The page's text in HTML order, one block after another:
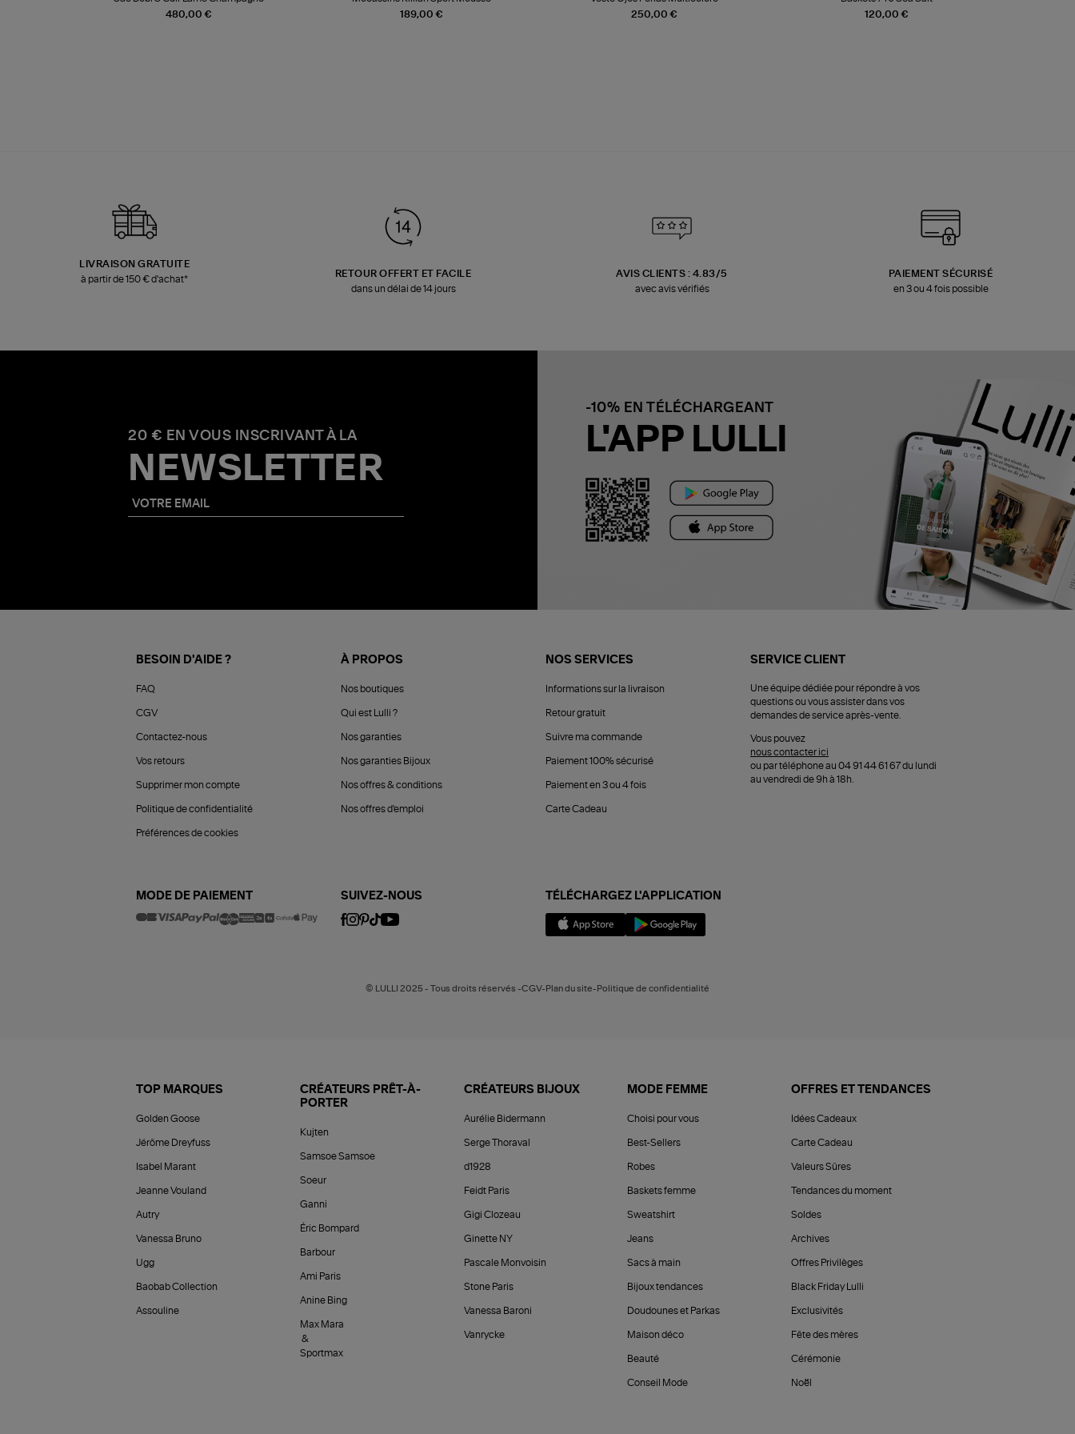
480,00 €
189,00 € 250,00 €
120,00 €
LIVRAISON GRATUITE
à partir de 150 € d'achat*
RETOUR OFFERT ET FACILE
dans un délai de 14 jours
AVIS CLIENTS : 4.83/5
avec avis vérifiés
PAIEMENT SÉCURISÉ
en 3 ou 4 fois possible
20 € EN VOUS INSCRIVANT À LA
NEWSLETTER
-10% EN TÉLÉCHARGEANT
L'APP LULLI
BESOIN D'AIDE ?
FAQ
CGV
Contactez-nous
Vos retours
Supprimer mon compte
Politique de confidentialité
Préférences de cookies
À PROPOS
Nos boutiques
Qui est Lulli ?
Nos garanties
Nos garanties Bijoux
Nos offres & conditions
Nos offres d'emploi
NOS SERVICES
Informations sur la livraison
Retour gratuit
Suivre ma commande
Paiement 100% sécurisé
Paiement en 3 ou 4 fois
Carte Cadeau
SERVICE CLIENT
Une équipe dédiée pour répondre à vos
questions ou vous assister dans vos
demandes de service après-vente.
Vous pouvez
nous contacter ici
ou par téléphone au 04 91 44 61 67 du lundi
au vendredi de 9h à 18h.
MODE DE PAIEMENT SUIVEZ-NOUS TÉLÉCHARGEZ L'APPLICATION
© LULLI 2025 - Tous droits réservés -CGV-Plan du site-Politique de confidentialité
TOP MARQUES
Golden Goose
Jérôme Dreyfuss
Isabel Marant
Jeanne Vouland
Autry
Vanessa Bruno
Ugg
Baobab Collection
Assouline
CRÉATEURS PRÊT-À-
PORTER
Kujten
Samsoe Samsoe
Soeur
Ganni
Éric Bompard
Barbour
Ami Paris
Anine Bing
Max Mara
&
Sportmax
CRÉATEURS BIJOUX
Aurélie Bidermann
Serge Thoraval
d1928
Feidt Paris
Gigi Clozeau
Ginette NY
Pascale Monvoisin
Stone Paris
Vanessa Baroni
Vanrycke
MODE FEMME
Choisi pour vous
Best-Sellers
Robes
Baskets femme
Sweatshirt
Jeans
Sacs à main
Bijoux tendances
Doudounes et Parkas
Maison déco
Beauté
Conseil Mode
OFFRES ET TENDANCES
Idées Cadeaux
Carte Cadeau
Valeurs Sûres
Tendances du moment
Soldes
Archives
Offres Privilèges
Black Friday Lulli
Exclusivités
Fête des mères
Cérémonie
Noël